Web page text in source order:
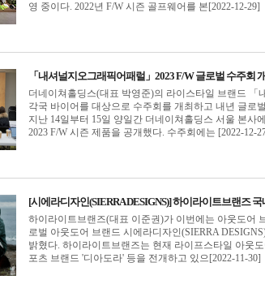
영 중이다. 2022년 F/W 시즌 골프웨어를 본[2022-12-29]
「내셔널지오그래픽어패럴」2023 F/W 글로벌 수주회
더네이쳐홀딩스(대표 박영준)의 라이스타일 브랜드 「
각국 바이어를 대상으로 수주회를 개최하고 내년 글로
지난 14일부터 15일 양일간 더네이쳐홀딩스 서울 본사
2023 F/W 시즌 제품을 공개했다. 수주회에는 [2022-12-
[시에라디자인(SIERRA DESIGNS)] 하이라이트브랜즈
하이라이트브랜즈(대표 이준권)가 이번에는 아웃도어
로벌 아웃도어 브랜드 시에라디자인(SIERRA
밝혔다. 하이라이트브랜즈는 현재 라이프스타일 아웃
포츠 브랜드 '디아도라' 등을 전개하고 있으[2022-11-30]